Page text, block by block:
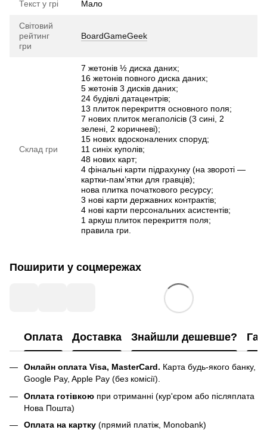
Текст у грі Мало
Світовий
рейтинг
гри
BoardGameGeek
Склад гри
7 жетонів ½ диска даних;
16 жетонів повного диска даних;
5 жетонів 3 дисків даних;
24 будівлі датацентрів;
13 плиток перекриття основного поля;
7 нових плиток мегаполісів (3 сині, 2
зелені, 2 коричневі);
15 нових вдосконалених споруд;
11 синіх куполів;
48 нових карт;
4 фінальні карти підрахунку (на звороті —
картки-пам’ятки для гравців);
нова плитка початкового ресурсу;
3 нові карти державних контрактів;
4 нові карти персональних асистентів;
1 аркуш плиток перекриття поля;
правила гри.
Поширити у соцмережах
Оплата Доставка Знайшли дешевше?
Онлайн оплата Visa, MasterCard. Карта будь-якого банку,
Google Pay, Apple Pay (без комісії).
Оплата готівкою при отриманні (кур'єром або післяплата
Нова Пошта)
Оплата на картку (прямий платіж, Monobank)